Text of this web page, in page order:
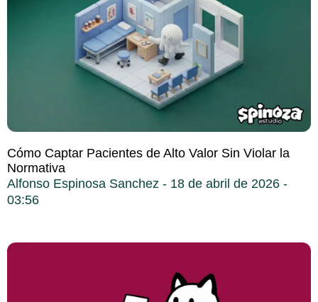
Cómo Captar Pacientes de Alto Valor Sin Violar la
Normativa
Alfonso Espinosa Sanchez
18 de abril de 2026
03:56